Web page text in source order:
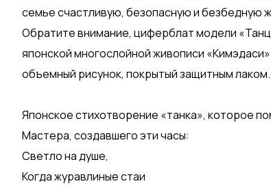
семье счастливую, безопасную и безбедную
Обратите внимание, циферблат модели
японской многослойной живописи
объемный рисунок, покрытый защитным лаком.
Японское стихотворение «танка», которое
Мастера, создавшего эти часы:
Светло на душе,
Когда журавлиные стаи